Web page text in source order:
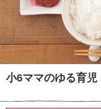
小6ママのゆる育